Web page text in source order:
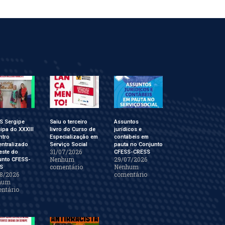
Sergipe
do XXXIII
do
CFESS-
2026
Saiu o terceiro
livro do Curso de
Especialização em
Serviço Social
31/07/2026
Nenhum
comentário
Assuntos
jurídicos e
contábeis em
pauta no Conjunto
CFESS-CRESS
29/07/2026
Nenhum
comentário